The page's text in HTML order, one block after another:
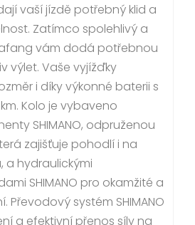
vaší jízdě potřebný klid a
Zatímco spolehlivý a
vám dodá potřebnou
výlet. Vaše vyjížďky
i díky výkonné baterii s
Kolo je vybaveno
SHIMANO, odpruženou
zajišťuje pohodlí i na
a hydraulickými
SHIMANO pro okamžité a
Převodový systém SHIMANO
a efektivní přenos síly na